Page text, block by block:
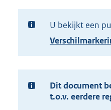
U bekijkt een
Toon
versie
van
document
Dit document
t.o.v. eerdere